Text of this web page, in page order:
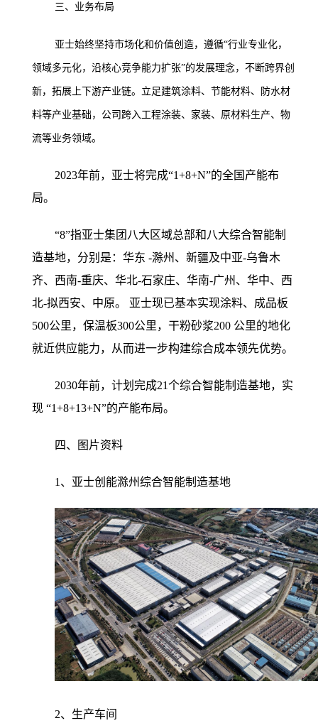
三、业务布局
亚士始终坚持市场化和价值创造，遵循“行业专业化，
领域多元化，沿核心竞争能力扩张”的发展理念，不断跨界创
新，拓展上下游产业链。立足建筑涂料、节能材料、防水材
料等产业基础，公司跨入工程涂装、家装、原材料生产、物
流等业务领域。
2023年前，亚士将完成“1+8+N”的全国产能布
局。
“8”指亚士集团八大区域总部和八大综合智能制
造基地，分别是：华东 -滁州、新疆及中亚-乌鲁木
齐、西南-重庆、华北-石家庄、华南-广州、华中、西
北-拟西安、中原。 亚士现已基本实现涂料、成品板
500公里，保温板300公里，干粉砂浆200 公里的地化
就近供应能力，从而进一步构建综合成本领先优势。
2030年前，计划完成21个综合智能制造基地，实
现 “1+8+13+N”的产能布局。
四、图片资料
1、亚士创能滁州综合智能制造基地
2、生产车间